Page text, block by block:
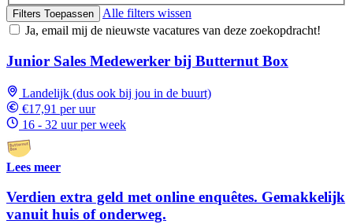
Filters Toepassen
Alle filters wissen
Ja, email mij de nieuwste vacatures van deze zoekopdracht!
Junior Sales Medewerker bij Butternut Box
Landelijk (dus ook bij jou in de buurt)
€17,91 per uur
16 - 32 uur per week
Lees meer
Verdien extra geld met online enquêtes. Gemakkelijk
vanuit huis of onderweg.